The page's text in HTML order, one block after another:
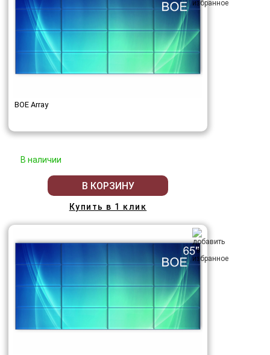
BOE Array
В наличии
В КОРЗИНУ
Купить в 1 клик